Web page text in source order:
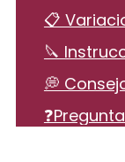
📋
🔪
💭